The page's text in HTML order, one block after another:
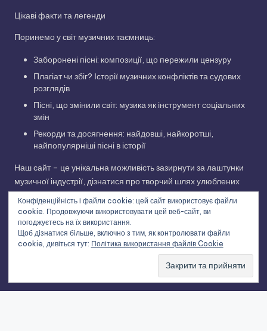
Цікаві факти та легенди
Поринемо у світ музичних таємниць:
Заборонені пісні: композиції, що пережили цензуру
Плагіат чи збіг? Історії музичних конфліктів та судових
розглядів
Пісні, що змінили світ: музика як інструмент соціальних
змін
Рекорди та досягнення: найдовші, найкоротші,
найпопулярніші пісні в історії
Наш сайт – це унікальна можливість зазирнути за лаштунки
музичної індустрії, дізнатися про творчий шлях улюблених
виконавців та відкрити для себе нові грані улюблених
композицій. Приєднуйтесь до нашої музичної подорожі!
Історії українських пісень та світових
Bloghash WordPress Theme
Конфіденційність і файли cookie: цей сайт використовує файли
cookie. Продовжуючи використовувати цей веб-сайт, ви
погоджуєтесь на їх використання.
Щоб дізнатися більше, включно з тим, як контролювати файли
cookie, дивіться тут: Політика використання файлів Cookie